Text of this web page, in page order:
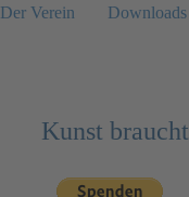
Der Verein Downloads
Kunst braucht